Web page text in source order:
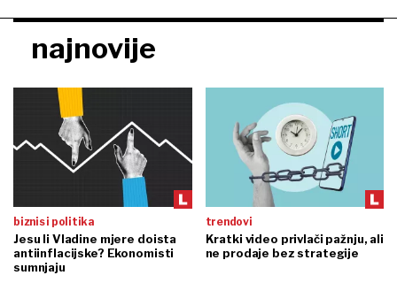
najnovije
biznis i politika
Jesu li Vladine mjere doista
antiinflacijske? Ekonomisti
sumnjaju
trendovi
Kratki video privlači pažnju, ali
ne prodaje bez strategije